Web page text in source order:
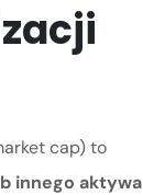
cap) to
innego aktywa